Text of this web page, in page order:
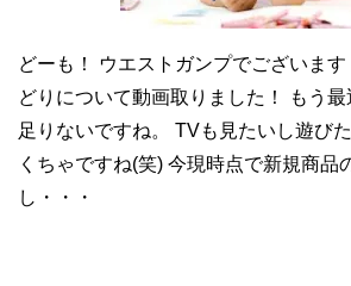
どーも！ ウエストガンプでございま
どりについて動画取りました！ もう
足りないですね。 TVも見たいし遊び
くちゃですね(笑) 今現時点で新規商品
し・・・